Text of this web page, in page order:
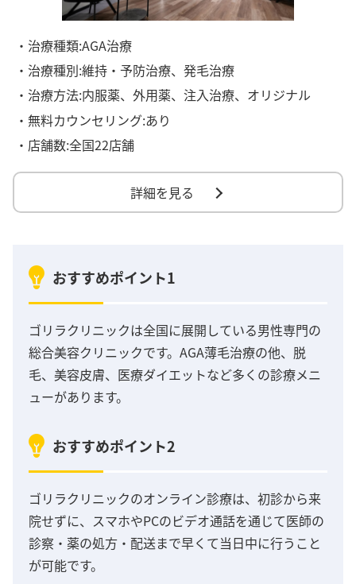
・治療種類:AGA治療
・治療種別:維持・予防治療、発毛治療
・治療方法:内服薬、外用薬、注入治療、オリジナル
・無料カウンセリング:あり
・店舗数:全国22店舗
詳細を見る
おすすめポイント1
ゴリラクリニックは全国に展開している男性専門の
総合美容クリニックです。AGA薄毛治療の他、脱
毛、美容皮膚、医療ダイエットなど多くの診療メニ
ューがあります。
おすすめポイント2
ゴリラクリニックのオンライン診療は、初診から来
院せずに、スマホやPCのビデオ通話を通じて医師の
診察・薬の処方・配送まで早くて当日中に行うこと
が可能です。